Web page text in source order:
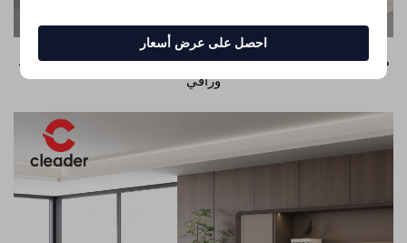
مكتب تنفيذي جديد بلمسة صينية فاخرة، مكتب رئيس تنفيذي بسيط
وراقي
احصل على عرض أسعار